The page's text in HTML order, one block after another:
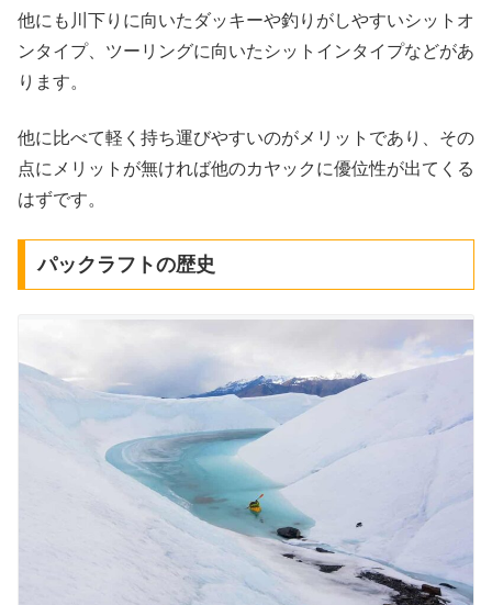
他にも川下りに向いたダッキーや釣りがしやすいシットオ
ンタイプ、ツーリングに向いたシットインタイプなどがあ
ります。
他に比べて軽く持ち運びやすいのがメリットであり、その
点にメリットが無ければ他のカヤックに優位性が出てくる
はずです。
パックラフトの歴史